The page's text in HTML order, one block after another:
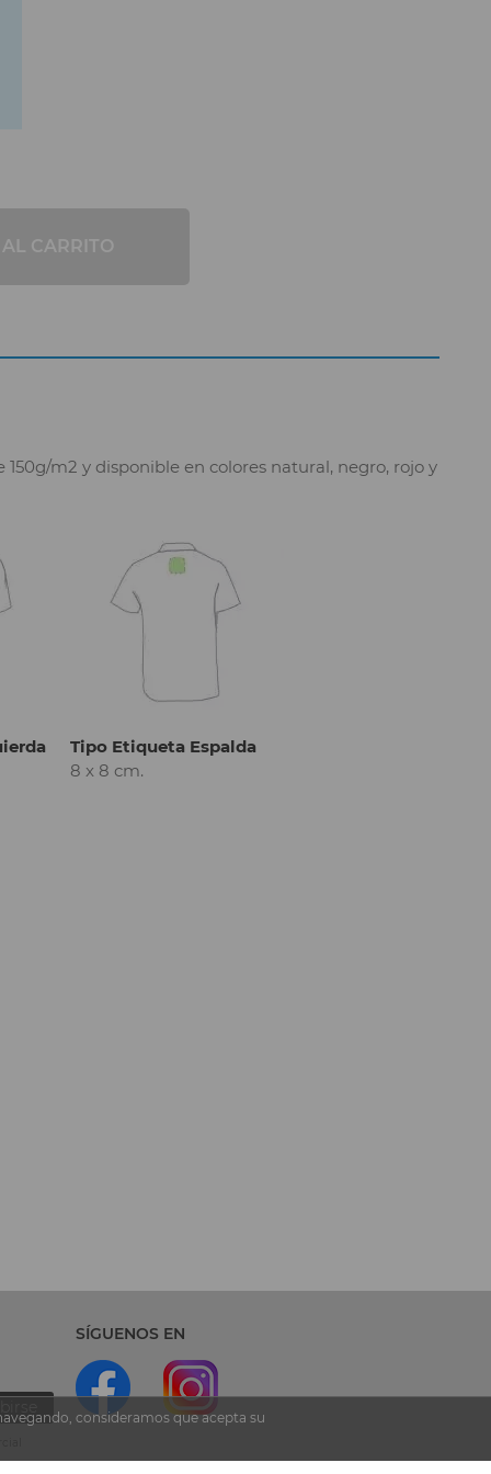
CARRITO
m2 y disponible en colores natural, negro, rojo y
Tipo Etiqueta Espalda
8 x 8 cm.
SÍGUENOS EN
consideramos que acepta su